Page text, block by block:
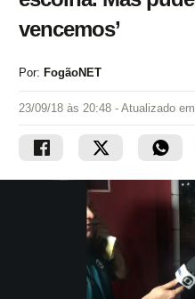
vencemos’
Por: FogãoNET
23/09/18 às 20:48 - Atualizado em